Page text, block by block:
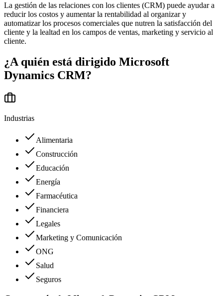
La gestión de las relaciones con los clientes (CRM) puede ayudar a
reducir los costos y aumentar la rentabilidad al organizar y
automatizar los procesos comerciales que nutren la satisfacción del
cliente y la lealtad en los campos de ventas, marketing y servicio al
cliente.
¿A quién está dirigido Microsoft
Dynamics CRM?
Industrias
Alimentaria
Construcción
Educación
Energía
Farmacéutica
Financiera
Legales
Marketing y Comunicación
ONG
Salud
Seguros